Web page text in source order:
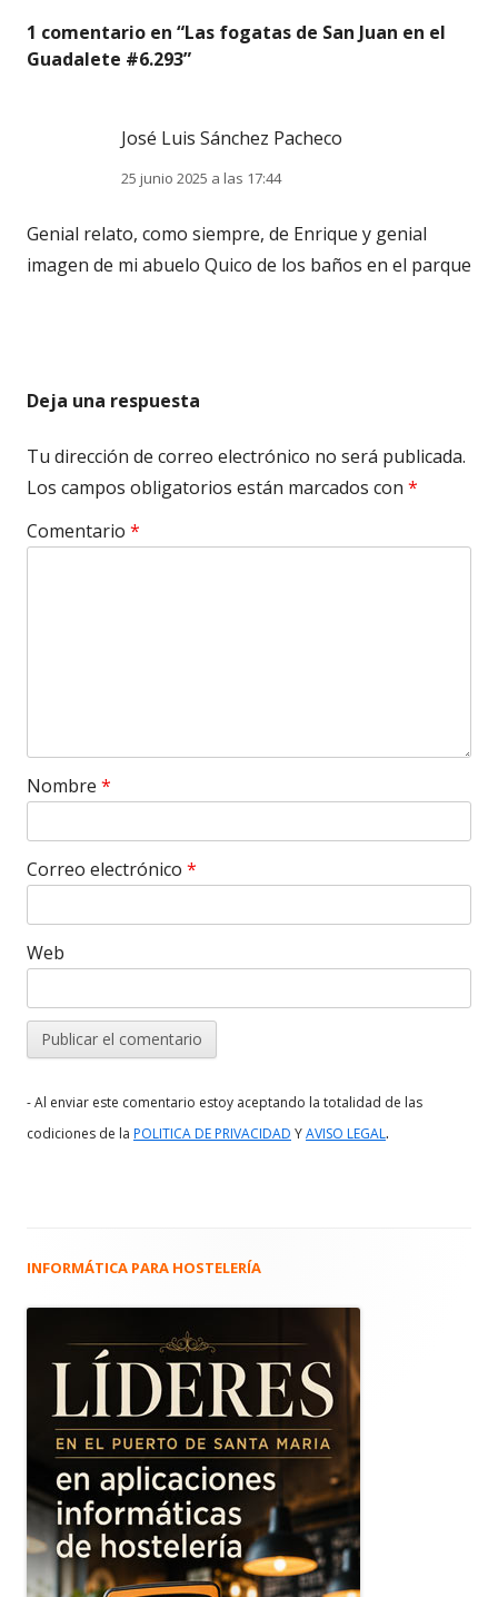
1 comentario en “Las fogatas de San Juan en el
Guadalete #6.293”
José Luis Sánchez Pacheco
25 junio 2025 a las 17:44
Genial relato, como siempre, de Enrique y genial
imagen de mi abuelo Quico de los baños en el parque
Deja una respuesta
Tu dirección de correo electrónico no será publicada.
Los campos obligatorios están marcados con *
Comentario *
Nombre *
Correo electrónico *
Web
- Al enviar este comentario estoy aceptando la totalidad de las
codiciones de la POLITICA DE PRIVACIDAD YAVISO LEGAL.
Barra
principal
INFORMÁTICA PARA HOSTELERÍA